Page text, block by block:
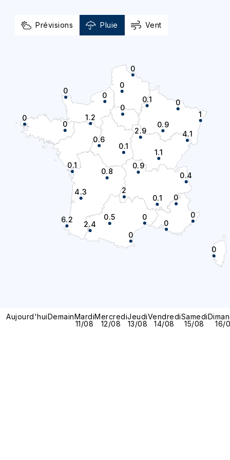
Prévisions Pluie Vent
4.1
2.9
0.8
0
0
0
0.4
1.1
1
0
2.4
6.2
1.2
0
0
0.9
0.1
0
0.6
0
0
4.3
0.5
0
0
0.1
0.1
0.1
2
0
0
0
0.9
Aujourd'huiDemainMardi
11/08
Mercredi
12/08
Jeudi
13/08
Vendredi
14/08
Samedi
15/08
16/